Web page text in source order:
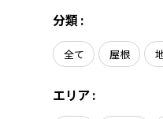
導入事例
ニュース
お問い合わせ
分類 :
全て 屋根
エリア :